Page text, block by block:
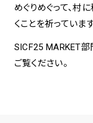
めぐりめぐって、村
くことを祈っています
SICF25 MARKET
ご覧ください。